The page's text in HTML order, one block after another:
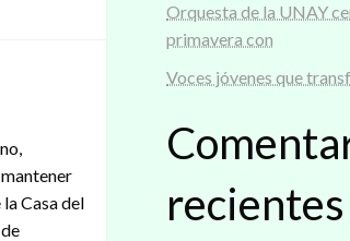
Casa del
Orquesta de la UNAY
primavera con
Voces jóvenes que
recientes